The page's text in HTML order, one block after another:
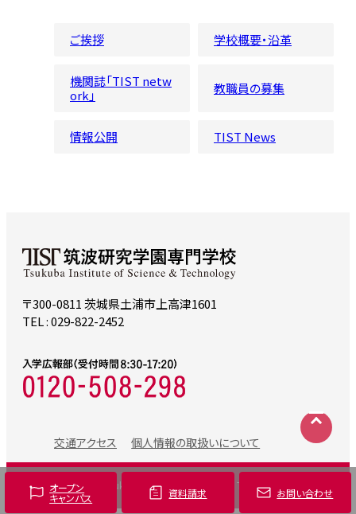
ご挨拶 学校概要・沿革
機関誌「TIST netw
ork」
教職員の募集
情報公開 TIST News
〒300-0811 茨城県土浦市上高津1601
TEL : 029-822-2452
交通アクセス 個人情報の取扱いについて
©2024 Tsukuba Institute of Science & Technology
オープン
キャンパス 資料請求 お問い合わせ